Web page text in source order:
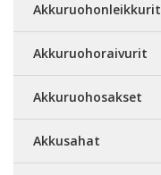
Akkuruohonleikkurit
Akkuruohoraivurit
Akkuruohosakset
Akkusahat